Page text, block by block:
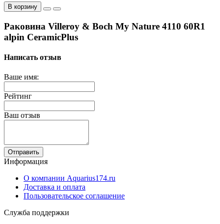
В корзину
Раковина Villeroy & Boch My Nature 4110 60R1
alpin CeramicPlus
Написать отзыв
Ваше имя:
Рейтинг
Ваш отзыв
Отправить
Информация
О компании Aquarius174.ru
Доставка и оплата
Пользовательское соглашение
Служба поддержки